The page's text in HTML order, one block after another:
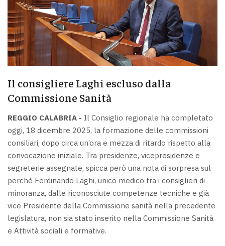
Il consigliere Laghi escluso dalla
Commissione Sanità
REGGIO CALABRIA - Il Consiglio regionale ha completato
oggi, 18 dicembre 2025, la formazione delle commissioni
consiliari, dopo circa un’ora e mezza di ritardo rispetto alla
convocazione iniziale. Tra presidenze, vicepresidenze e
segreterie assegnate, spicca però una nota di sorpresa sul
perché Ferdinando Laghi, unico medico tra i consiglieri di
minoranza, dalle riconosciute competenze tecniche e già
vice Presidente della Commissione sanità nella precedente
legislatura, non sia stato inserito nella Commissione Sanità
e Attività sociali e formative.